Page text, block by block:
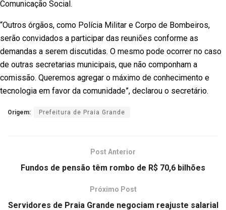
Comunicação Social.
“Outros órgãos, como Polícia Militar e Corpo de Bombeiros,
serão convidados a participar das reuniões conforme as
demandas a serem discutidas. O mesmo pode ocorrer no caso
de outras secretarias municipais, que não componham a
comissão. Queremos agregar o máximo de conhecimento e
tecnologia em favor da comunidade”, declarou o secretário.
Origem: Prefeitura de Praia Grande
Post Anterior
Fundos de pensão têm rombo de R$ 70,6 bilhões
Próximo Post
Servidores de Praia Grande negociam reajuste salarial